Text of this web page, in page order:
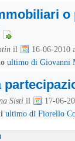
o
il
16-06-2010
ultimo di Giovanni
Sisti il
17-06-
ultimo di Fiorello